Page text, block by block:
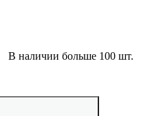
В наличии больше 100 шт.